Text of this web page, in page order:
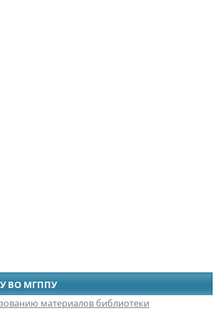
ВО МГППУ
материалов библиотеки